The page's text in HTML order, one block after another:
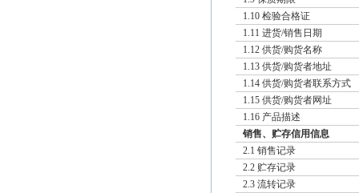
1.10 检验合格证
1.11 进货/销售日期
1.12 供货/购货名称
1.13 供货/购货者地址
1.14 供货/购货者联系方式
1.15 供货/购货者网址
1.16 产品描述
销售、贮存信用信息
2.1 销售记录
2.2 贮存记录
2.3 流转记录